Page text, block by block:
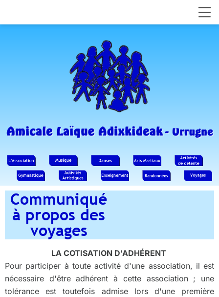
Communiqué
à propos des
voyages
LA COTISATION D'ADHÉRENT
Pour participer à toute activité d'une association, il est
nécessaire d'être adhérent à cette association ; une
tolérance est toutefois admise lors d'une première